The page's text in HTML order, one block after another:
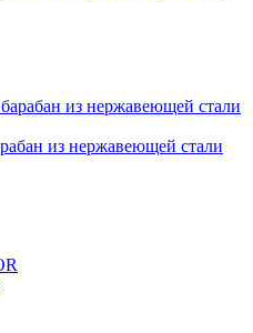
из нержавеющей стали